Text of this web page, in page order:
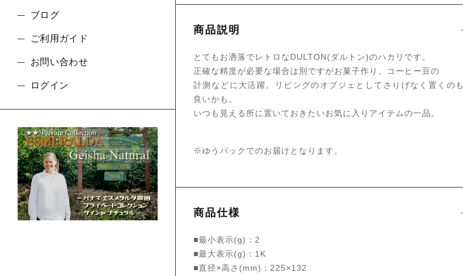
商品説明
とてもお洒落でレトロなDULTON(ダルトン)のハカリです。
正確な精度が必要な場合は別ですがお菓子作り、コーヒー豆の
計測などに大活躍。リビングのオブジェとしてさりげなく置くのも
良いかも。
いつも見える所に置いておきたいお気に入りアイテムの一品。
※ゆうパックでのお届けとなります。
商品仕様
■最小表示(g)：2
■最大表示(g)：1K
■直径×高さ(mm)：225×132
ブログ
ご利用ガイド
お問い合わせ
ログイン